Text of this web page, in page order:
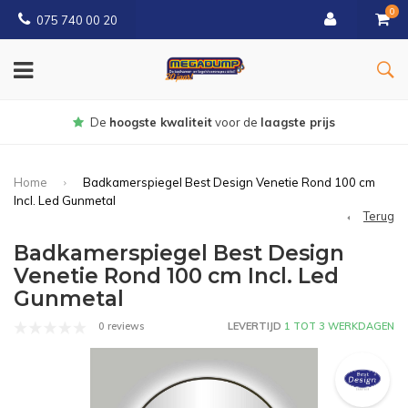
075 740 00 20
0
Gratisbezorgd vanaf € 150
Home
Badkamerspiegel Best Design Venetie Rond 100 cm
Incl. Led Gunmetal
Terug
Badkamerspiegel Best Design
Venetie Rond 100 cm Incl. Led
Gunmetal
0 reviews LEVERTIJD 1 TOT 3 WERKDAGEN